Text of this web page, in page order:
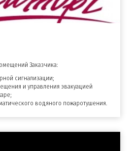
Заказчика:
сигнализации;
и управления эвакуацией
водяного пожаротушения.